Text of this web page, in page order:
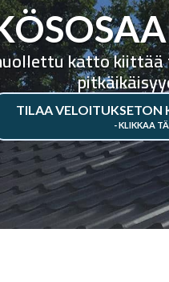
katto
TILAA VELOITUKSETON